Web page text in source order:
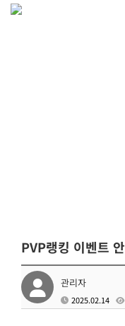
PVP랭킹 이벤트
관리자
2025.02.14